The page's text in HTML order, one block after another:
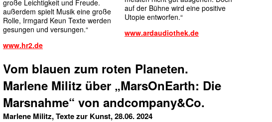
große Leichtigkeit und Freude.
außerdem spielt Musik eine große
Rolle, Irmgard Keun Texte werden
gesungen und versungen.“
www.hr2.de
auf der Bühne wird eine positive
Utopie entworfen.“
www.ardaudiothek.de
Vom blauen zum roten Planeten.
Marlene Militz über „MarsOnEarth: Die
Marsnahme“ von andcompany&Co.
Marlene Militz, Texte zur Kunst, 28.06. 2024